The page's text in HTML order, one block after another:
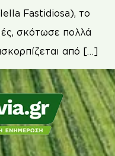
Fastidiosa), το
σκότωσε πολλά
από […]